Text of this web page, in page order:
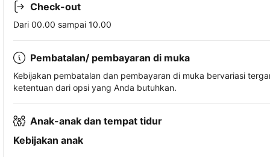
Check-out
Dari 00.00 sampai 10.00
Pembatalan/ pembayaran di muka
Kebijakan pembatalan dan pembayaran di muka bervariasi
ketentuan dari opsi yang Anda butuhkan.
Anak-anak dan tempat tidur
Kebijakan anak